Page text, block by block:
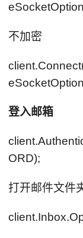
不加密
登入邮箱
ORD);
打开邮件文件